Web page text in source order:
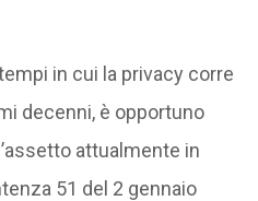
in cui la privacy corre
decenni, è opportuno
attualmente in
51 del 2 gennaio